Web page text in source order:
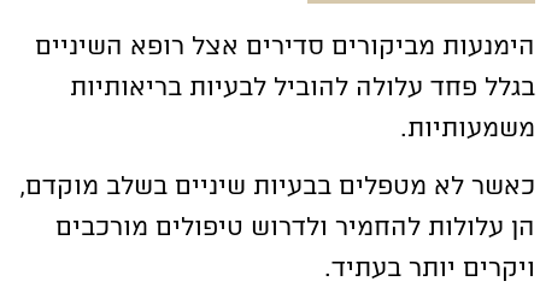
מביקורים סדירים אצל רופא השיניים
פחד עלולה להוביל לבעיות בריאותיות
לא מטפלים בבעיות שיניים בשלב מוקדם,
עלולות להחמיר ולדרוש טיפולים מורכבים
יותר בעתיד.